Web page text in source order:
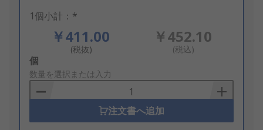
1個小計：*
￥411.00
(税抜)
￥452.10
(税込)
Add
to
Basket
個
数量を選択または入力
注文書へ追加